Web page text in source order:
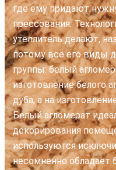
где ему придают
прессования.
утеплитель делают,
потому все его виды
группы: белый
изготовление белого
дуба, а на
Белый агломерат
декорирования
используются
несомненно